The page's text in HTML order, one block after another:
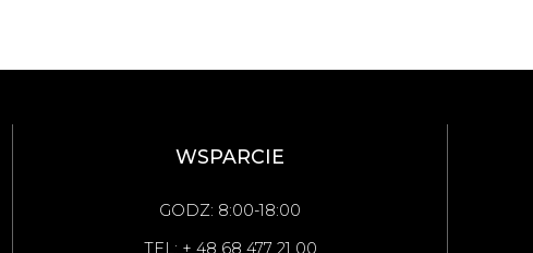
WSPARCIE
GODZ: 8:00-18:00
TEL: + 48 68 477 21 00